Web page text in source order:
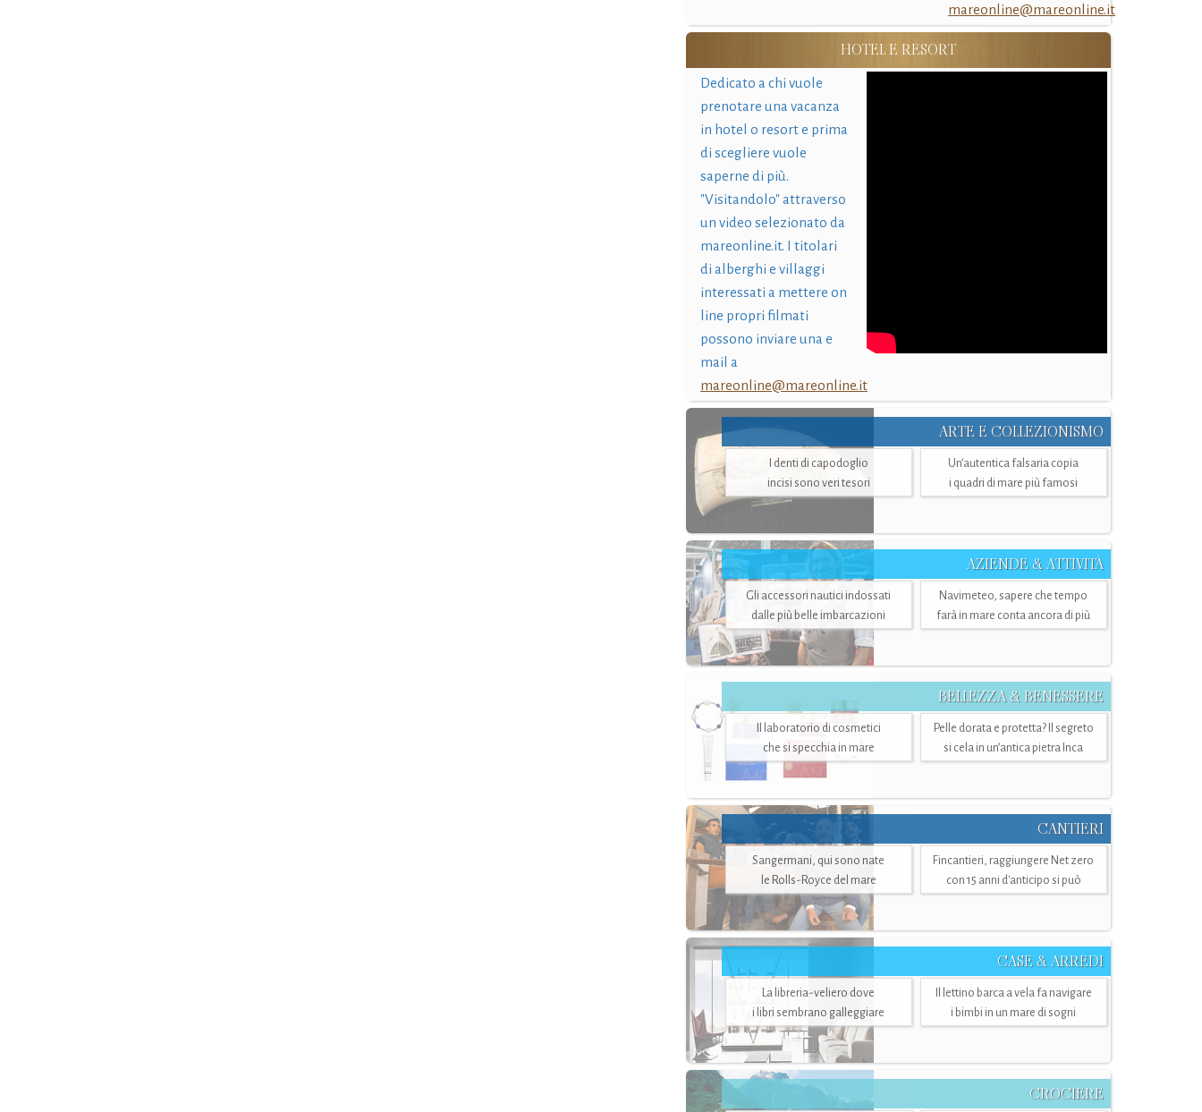
mareonline@mareonline.it
HOTEL E RESORT
Dedicato a chi vuole
prenotare una vacanza
in hotel o resort e prima
di scegliere vuole
saperne di più.
"Visitandolo" attraverso
un video selezionato da
mareonline.it. I titolari
di alberghi e villaggi
interessati a mettere on
line propri filmati
possono inviare una e
mail a
mareonline@mareonline.it
ARTE E COLLEZIONISMO
I denti di capodoglio
incisi sono veri tesori
Un’autentica falsaria copia
i quadri di mare più famosi
AZIENDE & ATTIVITÀ
Gli accessori nautici indossati
dalle più belle imbarcazioni
Navimeteo, sapere che tempo
farà in mare conta ancora di più
BELLEZZA & BENESSERE
Il laboratorio di cosmetici
che si specchia in mare
Pelle dorata e protetta? Il segreto
si cela in un’antica pietra Inca
CANTIERI
Sangermani, qui sono nate
le Rolls-Royce del mare
Fincantieri, raggiungere Net zero
con 15 anni d'anticipo si può
CASE & ARREDI
La libreria-veliero dove
i libri sembrano galleggiare
Il lettino barca a vela fa navigare
i bimbi in un mare di sogni
CROCIERE